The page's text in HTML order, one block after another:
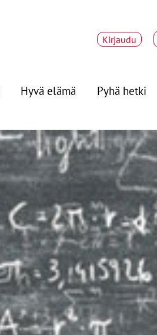
Kirjaudu
Hyvä elämä Pyhä hetki